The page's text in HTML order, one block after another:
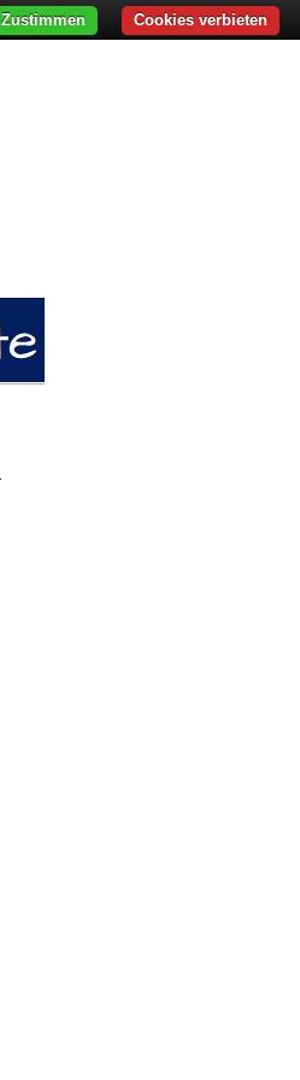
Cookies verbieten
Zustimmen